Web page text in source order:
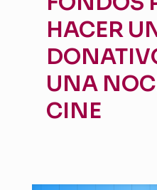
HACER
UNA
CINE